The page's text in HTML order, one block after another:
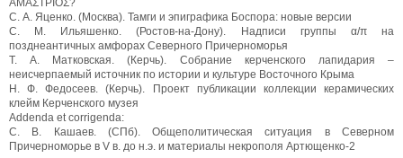
C. А. Яценко. (Москва). Тамги и эпиграфика Боспора: новые версии
С. М. Ильяшенко. (Ростов-на-Дону). Надписи группы α/π на
позднеантичных амфорах Северного Причерноморья
Т. А. Матковская. (Керчь). Собрание керченского лапидария –
неисчерпаемый источник по истории и культуре Восточного Крыма
Н. Ф. Федосеев. (Керчь). Проект публикации коллекции керамических
клейм Керченского музея
Addenda et corrigenda:
С. В. Кашаев. (СПб). Общеполитическая ситуация в Северном
Причерноморье в V в. до н.э. и материалы некрополя Артющенко-2